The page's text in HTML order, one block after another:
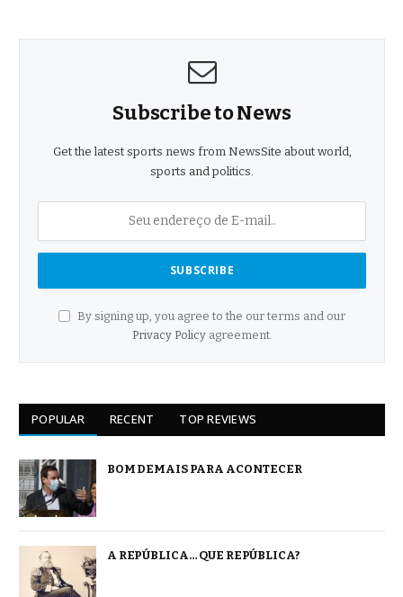
Subscribe to News
Get the latest sports news from NewsSite about world,
sports and politics.
By signing up, you agree to the our terms and our
Privacy Policyagreement.
POPULAR RECENT TOP REVIEWS
BOM DEMAIS PARA ACONTECER
A REPÚBLICA… QUE REPÚBLICA?